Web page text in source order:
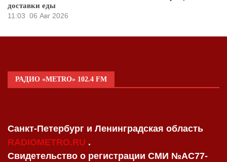
доставки еды
11:03 06 Авг 2026
РАДИО «METRO» 102.4 FM
Санкт-Петербург и Ленинградская область
RADIOMETRO.RU .
Свидетельство о регистрации СМИ №AC77-